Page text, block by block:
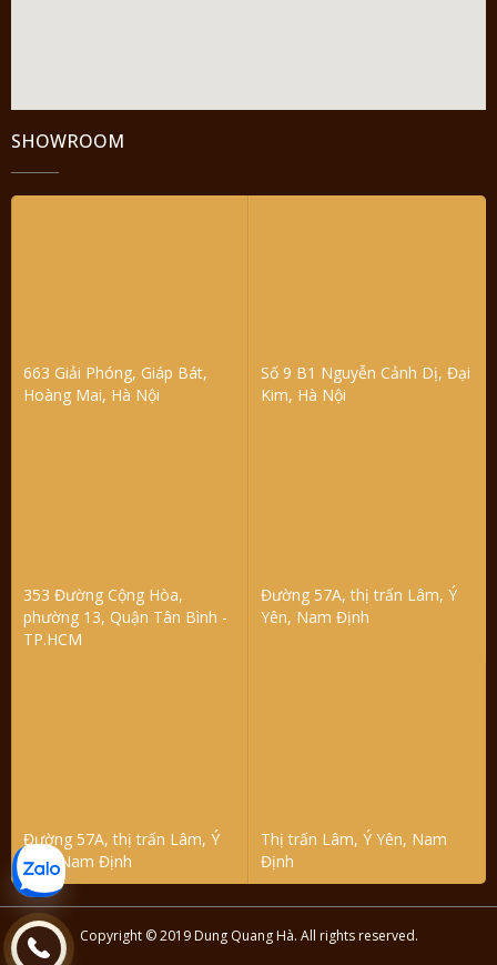
SHOWROOM
663 Giải Phóng, Giáp Bát,
Hoàng Mai, Hà Nội
Số 9 B1 Nguyễn Cảnh Dị, Đại
Kim, Hà Nội
353 Đường Cộng Hòa,
phường 13, Quận Tân Bình -
TP.HCM
Đường 57A, thị trấn Lâm, Ý
Yên, Nam Định
Đường 57A, thị trấn Lâm, Ý
Yên, Nam Định
Thị trấn Lâm, Ý Yên, Nam
Định
Copyright © 2019 Dung Quang Hà. All rights reserved.